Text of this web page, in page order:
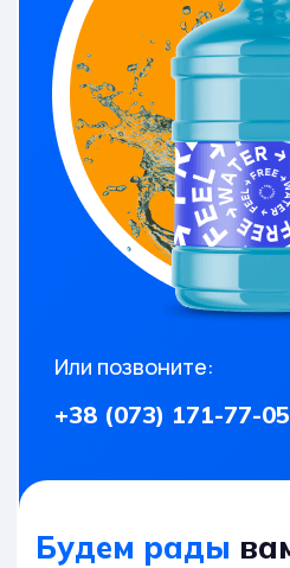
Или позвоните:
+38 (073) 171-77-05
Будем рады